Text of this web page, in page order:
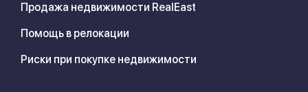
Продажа недвижимости RealEast
Помощь в релокации
Риски при покупке недвижимости